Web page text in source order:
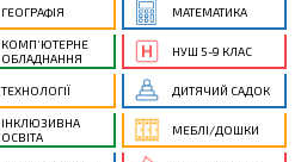
ГЕОГРАФІЯ МАТЕМАТИКА
КОМП’ЮТЕРНЕ
ОБЛАДНАННЯ
НУШ 5-9 КЛАС
ТЕХНОЛОГІЇ ДИТЯЧИЙ САДОК
ІНКЛЮЗИВНА
ОСВІТА
МЕБЛІ/ДОШКИ